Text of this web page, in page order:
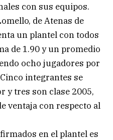
con sus equipos.
de Atenas de
un plantel con todos
de 1.90 y un promedio
ocho jugadores por
integrantes se
y tres son clase 2005,
ventaja con respecto al
en el plantel es